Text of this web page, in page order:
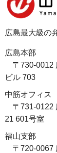
広島最大級の
広島本部
〒730-0012
ビル 703
中筋オフィス
〒731-0122
21 601号室
福山支部
〒720-0067